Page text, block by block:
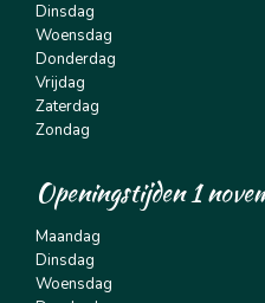
Dinsdag
Woensdag
Donderdag
Vrijdag
Zaterdag
Zondag
Openingstijden 1
Maandag
Dinsdag
Woensdag